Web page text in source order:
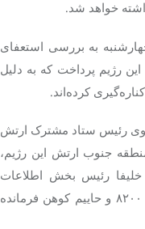
به بررسی استعفای
رژیم پرداخت که به دلیل
رئیس ستاد مشترک ارتش
جنوب ارتش این رژیم،
خلیفا رئیس بخش اطلاعات
حاییم کوهن فرمانده